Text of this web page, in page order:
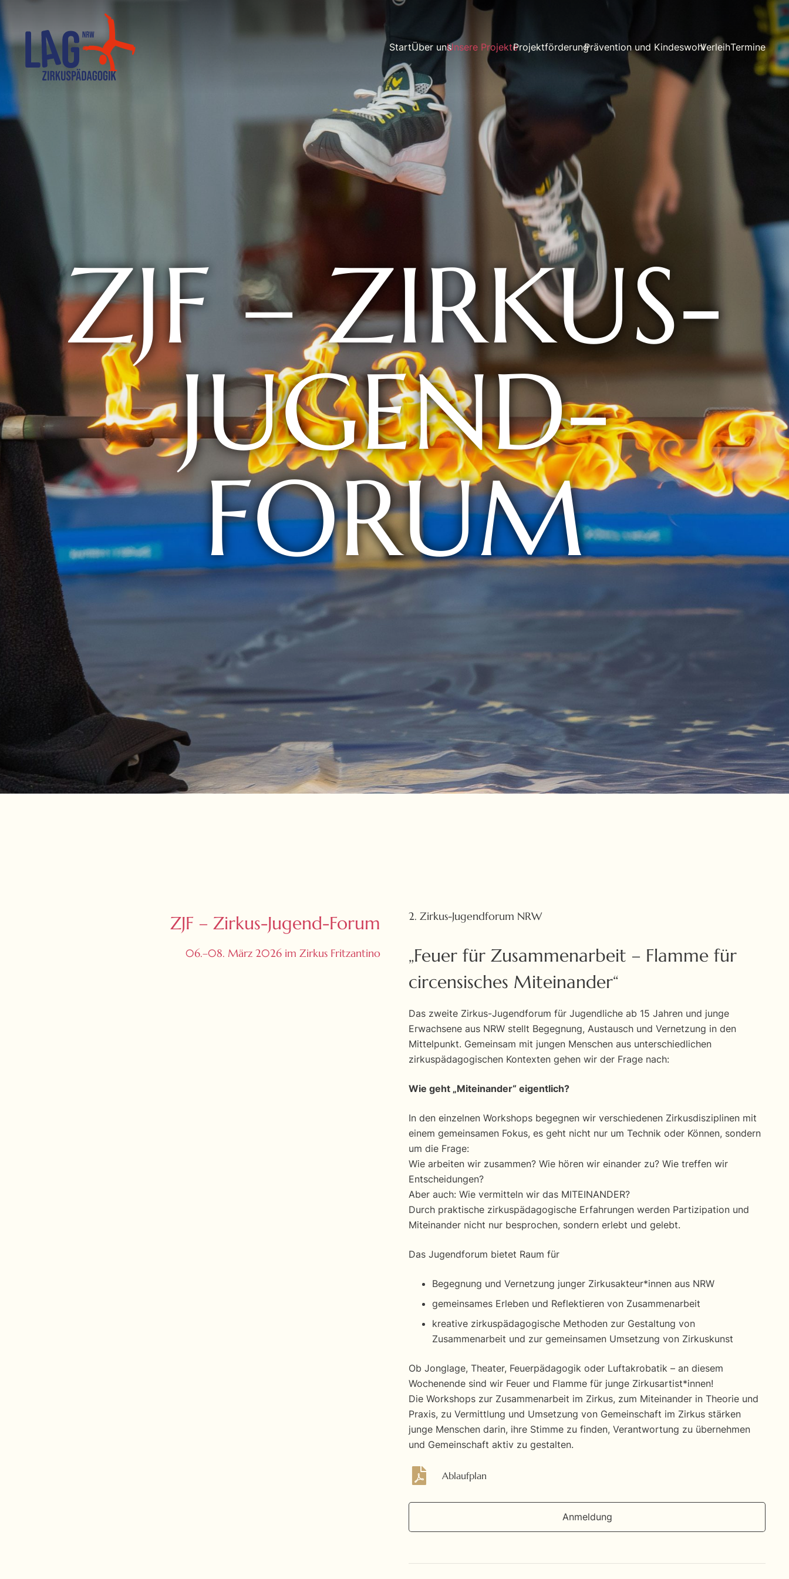
StartÜber unsUnsere ProjekteProjektförderungPrävention und KindeswohlVerleihTermine
ZJF – ZIRKUS-
JUGEND-
FORUM
ZJF – Zirkus-Jugend-Forum
06.–08. März 2026 im Zirkus Fritzantino
2. Zirkus-Jugendforum NRW
„Feuer für Zusammenarbeit – Flamme für
circensisches Miteinander“
Das zweite Zirkus-Jugendforum für Jugendliche ab 15 Jahren und junge
Erwachsene aus NRW stellt Begegnung, Austausch und Vernetzung in den
Mittelpunkt. Gemeinsam mit jungen Menschen aus unterschiedlichen
zirkuspädagogischen Kontexten gehen wir der Frage nach:
Wie geht „Miteinander“ eigentlich?
In den einzelnen Workshops begegnen wir verschiedenen Zirkusdisziplinen mit
einem gemeinsamen Fokus, es geht nicht nur um Technik oder Können, sondern
um die Frage:
Wie arbeiten wir zusammen? Wie hören wir einander zu? Wie treffen wir
Entscheidungen?
Aber auch: Wie vermitteln wir das MITEINANDER?
Durch praktische zirkuspädagogische Erfahrungen werden Partizipation und
Miteinander nicht nur besprochen, sondern erlebt und gelebt.
Das Jugendforum bietet Raum für
Begegnung und Vernetzung junger Zirkusakteur*innen aus NRW
gemeinsames Erleben und Reflektieren von Zusammenarbeit
kreative zirkuspädagogische Methoden zur Gestaltung von
Zusammenarbeit und zur gemeinsamen Umsetzung von Zirkuskunst
Ob Jonglage, Theater, Feuerpädagogik oder Luftakrobatik – an diesem
Wochenende sind wir Feuer und Flamme für junge Zirkusartist*innen!
Die Workshops zur Zusammenarbeit im Zirkus, zum Miteinander in Theorie und
Praxis, zu Vermittlung und Umsetzung von Gemeinschaft im Zirkus stärken
junge Menschen darin, ihre Stimme zu finden, Verantwortung zu übernehmen
und Gemeinschaft aktiv zu gestalten.
Ablaufplan
Anmeldung